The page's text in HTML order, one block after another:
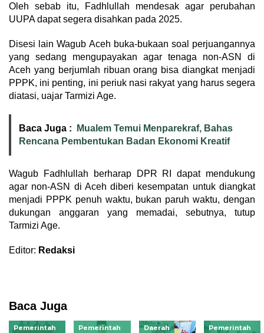
Oleh sebab itu, Fadhlullah mendesak agar perubahan
UUPA dapat segera disahkan pada 2025.
Disesi lain Wagub Aceh buka-bukaan soal perjuangannya
yang sedang mengupayakan agar tenaga non-ASN di
Aceh yang berjumlah ribuan orang bisa diangkat menjadi
PPPK, ini penting, ini periuk nasi rakyat yang harus segera
diatasi, uajar Tarmizi Age.
Baca Juga :
Mualem Temui Menparekraf, Bahas
Rencana Pembentukan Badan Ekonomi Kreatif
Wagub Fadhlullah berharap DPR RI dapat mendukung
agar non-ASN di Aceh diberi kesempatan untuk diangkat
menjadi PPPK penuh waktu, bukan paruh waktu, dengan
dukungan anggaran yang memadai, sebutnya, tutup
Tarmizi Age.
Editor: Redaksi
Baca Juga
Pemerintah
Pemerintah
Daerah
Pemerintah